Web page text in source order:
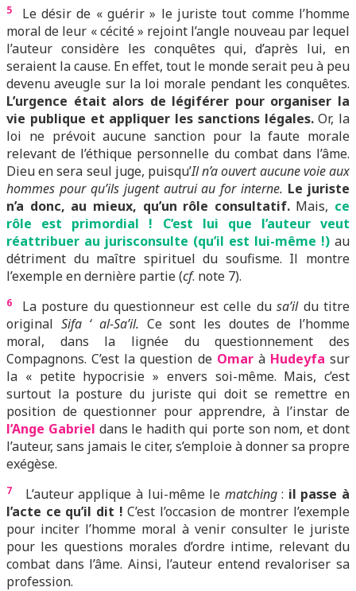
5
Le désir de « guérir » le juriste tout comme l’homme
moral de leur « cécité » rejoint l’angle nouveau par lequel
l’auteur considère les conquêtes qui, d’après lui, en
seraient la cause. En effet, tout le monde serait peu à peu
devenu aveugle sur la loi morale pendant les conquêtes.
L’urgence était alors de légiférer pour organiser la
vie publique et appliquer les sanctions légales.Or, la
loi ne prévoit aucune sanction pour la faute morale
relevant de l’éthique personnelle du combat dans l’âme.
Dieu en sera seul juge, puisqu’Il n’a ouvert aucune voie aux
hommes pour qu’ils jugent autrui au for interne. Le juriste
n’a donc, au mieux, qu’un rôle consultatif.Mais, ce
rôle est primordial ! C’est lui que l’auteur veut
réattribuer au jurisconsulte (qu’il est lui-même !) au
détriment du maître spirituel du soufisme. Il montre
l’exemple en dernière partie (cf. note 7).
6 La posture du questionneur est celle dusa’ildu titre
original Sifa ‘ al-Sa’il. Ce sont les doutes de l’homme
moral, dans la lignée du questionnement des
Compagnons. C’est la question de Omarà Hudeyfa sur
la « petite hypocrisie » envers soi-même. Mais, c’est
surtout la posture du juriste qui doit se remettre en
position de questionner pour apprendre, à l’instar de
l’Ange Gabriel dans le hadith qui porte son nom, et dont
l’auteur, sans jamais le citer, s’emploie à donner sa propre
exégèse.
7 L’auteur applique à lui-même le matching: il passe à
l’acte ce qu’il dit ! C’est l’occasion de montrer l’exemple
pour inciter l’homme moral à venir consulter le juriste
pour les questions morales d’ordre intime, relevant du
combat dans l’âme. Ainsi, l’auteur entend revaloriser sa
profession.